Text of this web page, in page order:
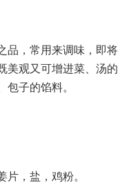
品，常用来调味，即将
美观又可增进菜、汤的
包子的馅料。
片，盐，鸡粉。